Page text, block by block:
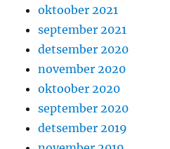
oktoober 2021
september 2021
detsember 2020
november 2020
oktoober 2020
september 2020
detsember 2019